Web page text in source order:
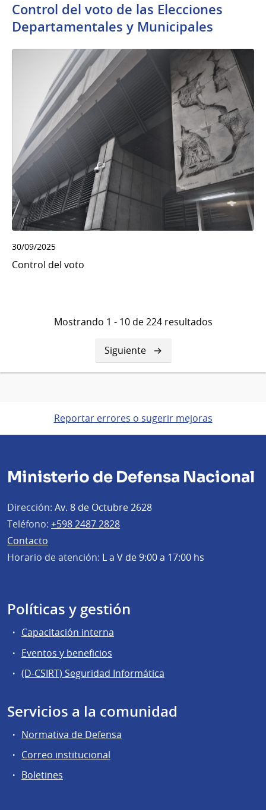
Control del voto de las Elecciones
Departamentales y Municipales
30/09/2025
Control del voto
Mostrando 1 - 10 de 224 resultados
Siguiente
página
Siguiente
Reportar errores o sugerir mejoras
Ministerio de Defensa Nacional
Dirección: Av. 8 de Octubre 2628
Teléfono: +598 2487 2828
Contacto
Horario de atención: L a V de 9:00 a 17:00 hs
Políticas y gestión
Capacitación interna
Eventos y beneficios
(D-CSIRT) Seguridad Informática
Servicios a la comunidad
Normativa de Defensa
Correo institucional
Boletines